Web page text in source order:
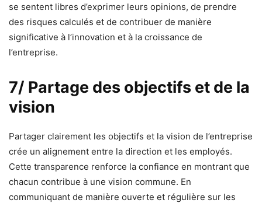
se sentent libres d’exprimer leurs opinions, de prendre
des risques calculés et de contribuer de manière
significative à l’innovation et à la croissance de
l’entreprise.
7/ Partage des objectifs et de la
vision
Partager clairement les objectifs et la vision de l’entreprise
crée un alignement entre la direction et les employés.
Cette transparence renforce la confiance en montrant que
chacun contribue à une vision commune. En
communiquant de manière ouverte et régulière sur les